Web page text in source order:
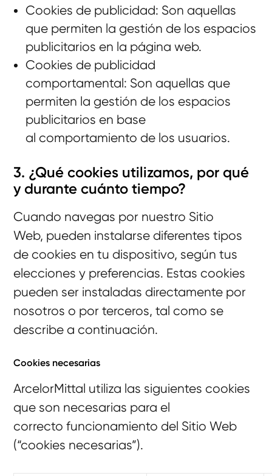
Cookies de publicidad: Son aquellas
que permiten la gestión de los espacios
publicitarios en la página web.
Cookies de publicidad
comportamental: Son aquellas que
permiten la gestión de los espacios
publicitarios en base
al comportamiento de los usuarios.
3. ¿Qué cookies utilizamos, por qué
y durante cuánto tiempo?
Cuando navegas por nuestro Sitio
Web, pueden instalarse diferentes tipos
de cookies en tu dispositivo, según tus
elecciones y preferencias. Estas cookies
pueden ser instaladas directamente por
nosotros o por terceros, tal como se
describe a continuación.
Cookies necesarias
ArcelorMittal utiliza las siguientes cookies
que son necesarias para el
correcto funcionamiento del Sitio Web
(“cookies necesarias”).